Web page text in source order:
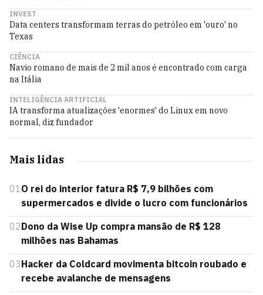
INVEST
Data centers transformam terras do petróleo em 'ouro' no
Texas
CIÊNCIA
Navio romano de mais de 2 mil anos é encontrado com carga
na Itália
INTELIGÊNCIA ARTIFICIAL
IA transforma atualizações 'enormes' do Linux em novo
normal, diz fundador
Mais lidas
01O rei do interior fatura R$ 7,9 bilhões com
supermercados e divide o lucro com funcionários
02Dono da Wise Up compra mansão de R$ 128
milhões nas Bahamas
03Hacker da Coldcard movimenta bitcoin roubado e
recebe avalanche de mensagens